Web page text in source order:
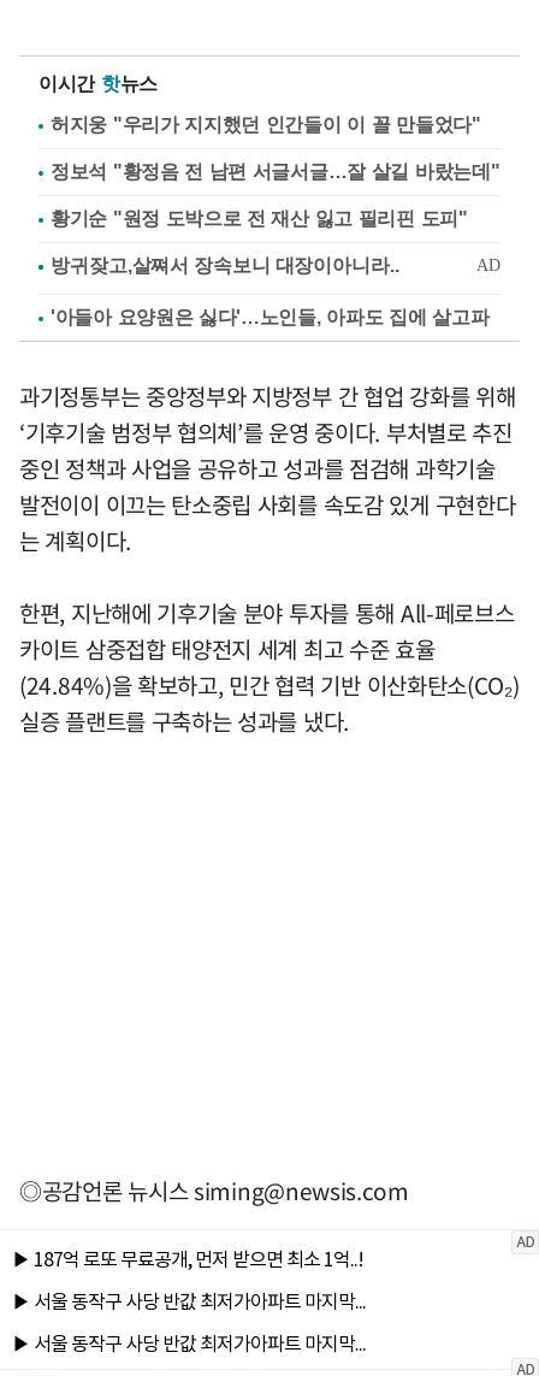
이시간 핫뉴스
허지웅 "우리가 지지했던 인간들이 이 꼴 만들었다"
정보석 "황정음 전 남편 서글서글…잘 살길 바랐는데"
황기순 "원정 도박으로 전 재산 잃고 필리핀 도피"
'아들아 요양원은 싫다'…노인들, 아파도 집에 살고파
과기정통부는 중앙정부와 지방정부 간 협업 강화를 위해
‘기후기술 범정부 협의체’를 운영 중이다. 부처별로 추진
중인 정책과 사업을 공유하고 성과를 점검해 과학기술
발전이이 이끄는 탄소중립 사회를 속도감 있게 구현한다
는 계획이다.
한편, 지난해에 기후기술 분야 투자를 통해 All-페로브스
카이트 삼중접합 태양전지 세계 최고 수준 효율
(24.84%)을 확보하고, 민간 협력 기반 이산화탄소(CO₂)
실증 플랜트를 구축하는 성과를 냈다.
◎공감언론 뉴시스siming@newsis.com